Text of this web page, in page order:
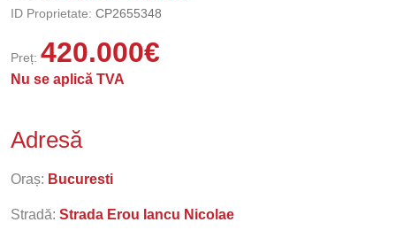
ID Proprietate: CP2655348
Preț: 420.000€
Nu se aplică TVA
Adresă
Oraș: Bucuresti
Stradă: Strada Erou Iancu Nicolae